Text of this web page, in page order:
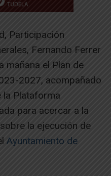
Participación
Fernando Ferrer
mañana el Plan de
2027, acompañado
la Plataforma
para acercar a la
la ejecución de
Ayuntamiento de